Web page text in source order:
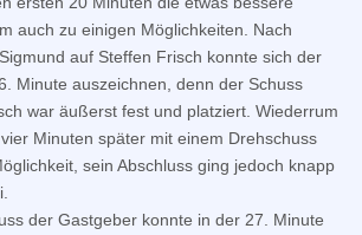
auch zu einigen Möglichkeiten. Nach
auf Steffen Frisch konnte sich der
Minute auszeichnen, denn der Schuss
war äußerst fest und platziert. Wiederrum
Minuten später mit einem Drehschuss
sein Abschluss ging jedoch knapp
der Gastgeber konnte in der 27. Minute